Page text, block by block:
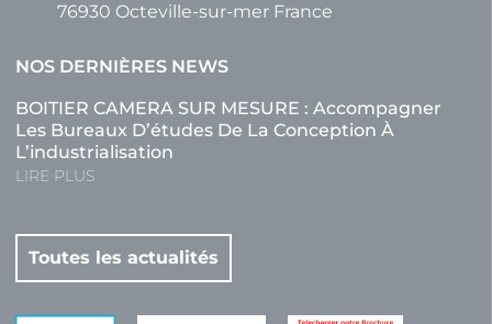
76930 Octeville-sur-mer France
NOS DERNIÈRES NEWS
BOITIER CAMERA SUR MESURE : Accompagner
Les Bureaux D’études De La Conception À
L’industrialisation
LIRE PLUS
Toutes les actualités